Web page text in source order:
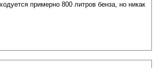
примерно 800 литров бенза, но никак